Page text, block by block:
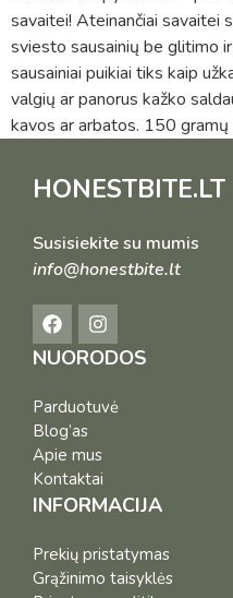
savaitei! Ateinančiai savaitei
sviesto sausainių be glitimo
sausainiai puikiai tiks kaip
valgių ar panorus kažko
kavos ar arbatos. 150
HONESTBITE.LT
Susisiekite su mumis
info@honestbite.lt
NUORODOS
Parduotuvė
Blog’as
Apie mus
Kontaktai
INFORMACIJA
Prekių pristatymas
Grąžinimo taisyklės